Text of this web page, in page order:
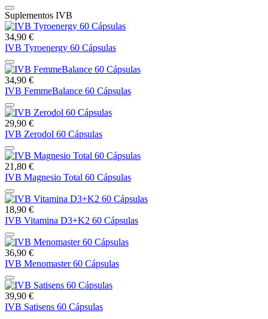
Suplementos IVB
34,90 €
IVB Tyroenergy 60 Cápsulas
34,90 €
IVB FemmeBalance 60 Cápsulas
29,90 €
IVB Zerodol 60 Cápsulas
21,80 €
IVB Magnesio Total 60 Cápsulas
18,90 €
IVB Vitamina D3+K2 60 Cápsulas
36,90 €
IVB Menomaster 60 Cápsulas
39,90 €
IVB Satisens 60 Cápsulas